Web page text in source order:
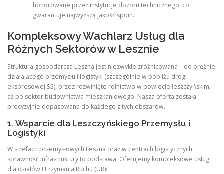
honorowane przez instytucje dozoru technicznego, co
gwarantuje najwyższą jakość spoin.
Kompleksowy Wachlarz Usług dla
Różnych Sektorów w Lesznie
Struktura gospodarcza Leszna jest niezwykle zróżnicowana – od prężnie
działającego przemysłu i logistyki (szczególnie w pobliżu drogi
ekspresowej S5), przez rozwinięte rolnictwo w powiecie leszczyńskim,
aż po sektor budownictwa mieszkaniowego. Nasza oferta została
precyzyjnie dopasowana do każdego z tych obszarów.
1. Wsparcie dla Leszczyńskiego Przemysłu i
Logistyki
W strefach przemysłowych Leszna oraz w centrach logistycznych
sprawność infrastruktury to podstawa. Oferujemy kompleksowe usługi
dla działów Utrzymania Ruchu (UR):